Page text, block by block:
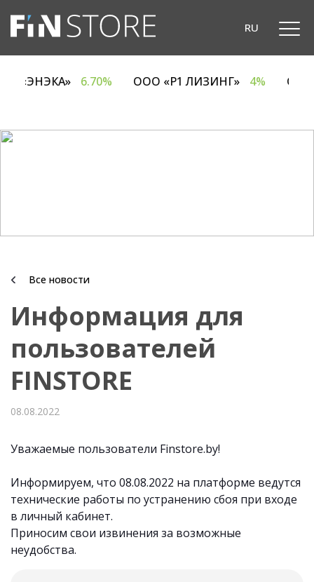
RU
«ЭНЭКА» 6.70% ООО «Р1 ЛИЗИНГ» 4%
Все новости
Информация для
пользователей
FINSTORE
08.08.2022
Уважаемые пользователи Finstore.by!
Информируем, что 08.08.2022 на платформе ведутся
технические работы по устранению сбоя при входе
в личный кабинет.
Приносим свои извинения за возможные
неудобства.